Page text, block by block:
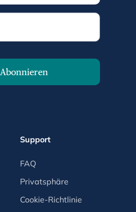
Abonnieren
Support
FAQ
Privatsphäre
Cookie-Richtlinie